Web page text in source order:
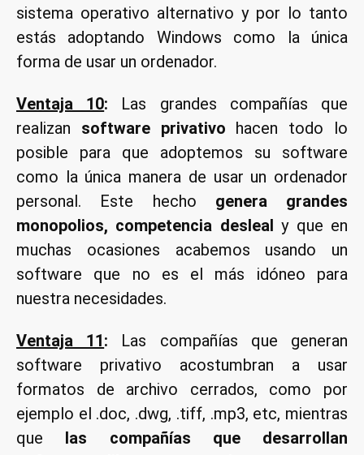
sistema operativo alternativo y por lo tanto
estás adoptando Windows como la única
forma de usar un ordenador.
Ventaja 10: Las grandes compañías que
realizan software privativo hacen todo lo
posible para que adoptemos su software
como la única manera de usar un ordenador
personal. Este hecho genera grandes
monopolios, competencia desleal y que en
muchas ocasiones acabemos usando un
software que no es el más idóneo para
nuestra necesidades.
Ventaja 11: Las compañías que generan
software privativo acostumbran a usar
formatos de archivo cerrados, como por
ejemplo el .doc, .dwg, .tiff, .mp3, etc, mientras
que las compañías que desarrollan